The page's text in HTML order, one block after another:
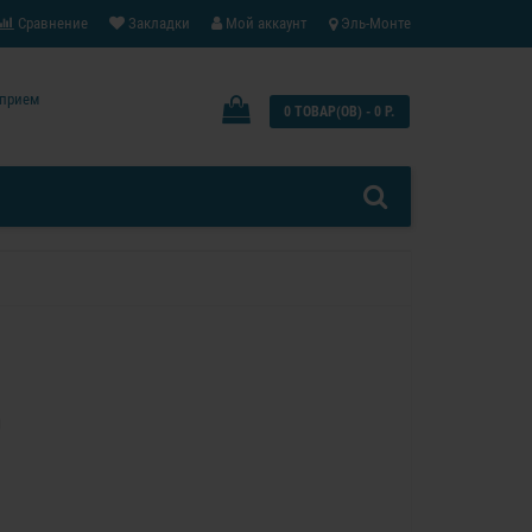
Эль-Монте
Мой аккаунт
Закладки
Сравнение
0 ТОВАР(ОВ) - 0 Р.